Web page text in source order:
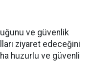
ve güvenlik
ziyaret edeceğini
huzurlu ve güvenli